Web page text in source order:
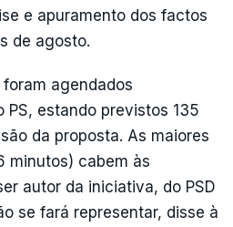
e apuramento dos factos
de agosto.
agendados
estando previstos 135
da proposta. As maiores
minutos) cabem às
autor da iniciativa, do PSD
se fará representar, disse à